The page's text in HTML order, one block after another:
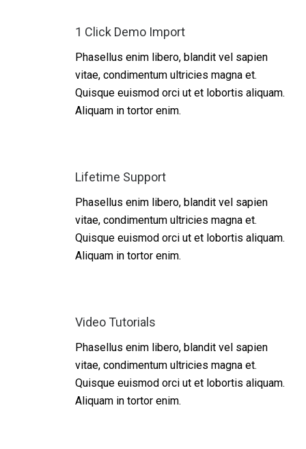
1 Click Demo Import
Phasellus enim libero, blandit vel sapien
vitae, condimentum ultricies magna et.
Quisque euismod orci ut et lobortis aliquam.
Aliquam in tortor enim.
Lifetime Support
Phasellus enim libero, blandit vel sapien
vitae, condimentum ultricies magna et.
Quisque euismod orci ut et lobortis aliquam.
Aliquam in tortor enim.
Video Tutorials
Phasellus enim libero, blandit vel sapien
vitae, condimentum ultricies magna et.
Quisque euismod orci ut et lobortis aliquam.
Aliquam in tortor enim.